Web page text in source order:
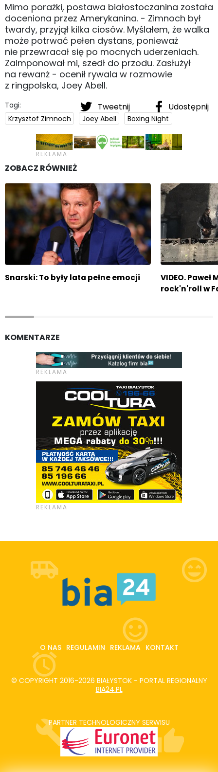
Mimo porażki, postawa białostoczanina została
doceniona przez Amerykanina. - Zimnoch był
twardy, przyjął kilka ciosów. Myślałem, że walka
może potrwać pełen dystans, ponieważ
nie przewracał się po mocnych uderzeniach.
Zaimponował mi, szedł do przodu. Zasłużył
na rewanż - ocenił rywala w rozmowie
z ringpolska, Joey Abell.
Tweetnij Udostępnij
Tagi:
Krzysztof Zimnoch
Joey Abell Boxing Night
ZOBACZ RÓWNIEŻ
Snarski: To były lata pełne emocji
VIDEO. Paweł
rock'n'roll w
KOMENTARZE
O NAS REGULAMIN REKLAMA KONTAKT
© COPYRIGHT 2016-2026 BIAŁYSTOK - PORTAL REGIONALNY
BIA24.PL
PARTNER TECHNOLOGICZNY SERWISU